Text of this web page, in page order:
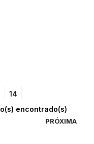
14
encontrado(s)
PRÓXIMA